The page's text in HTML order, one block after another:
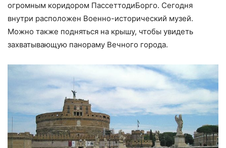
огромным коридором ПассеттодиБорго. Сегодня
внутри расположен Военно-исторический музей.
Можно также подняться на крышу, чтобы увидеть
захватывающую панораму Вечного города.